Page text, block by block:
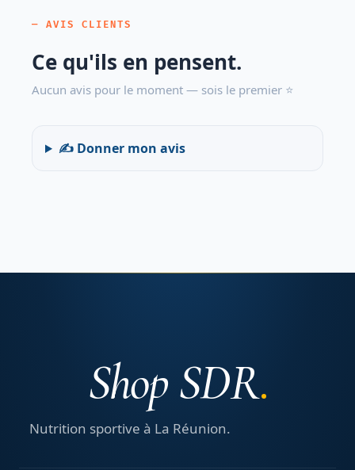
— AVIS CLIENTS
Ce qu'ils en pensent.
Aucun avis pour le moment — sois le premier ⭐
✍️ Donner mon avis
Shop SDR
Nutrition sportive à La Réunion.